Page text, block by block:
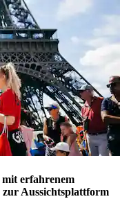
erfahrenem
zur Aussichtsplattform